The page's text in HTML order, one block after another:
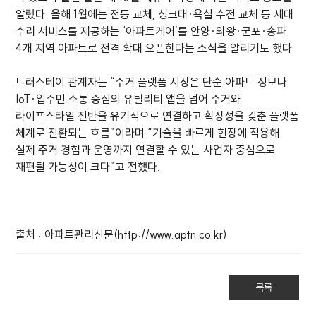
알렸다. 올해 1월에는 전등 교체, 싱크대·욕실 수전 교체 등 세대
수리 서비스를 제공하는 ‘아파트케어’를 안양∙의왕∙군포∙송파
4개 지역 아파트로 전격 확대 오픈한다는 소식을 알리기도 했다.
트러스테이 관계자는 “주거 플랫폼 시장은 단순 아파트 정보나
IoT·입주민 소통 중심의 유틸리티 앱을 넘어 주거와
라이프스타일 전반을 유기적으로 연결하고 확장성을 갖춘 플랫폼
체계로 전환되는 흐름”이라며 “기술을 빠르게 현장에 적용해
실제 주거 경험과 운영까지 연결할 수 있는 사업자 중심으로
재편될 가능성이 크다”고 전했다.
출처 : 아파트관리신문(http://www.aptn.co.kr)
목록